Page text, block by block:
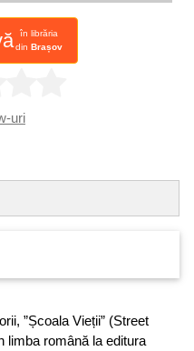
în librăria
din Brașov
uri
”Școala Vieții” (Street
limba română la editura